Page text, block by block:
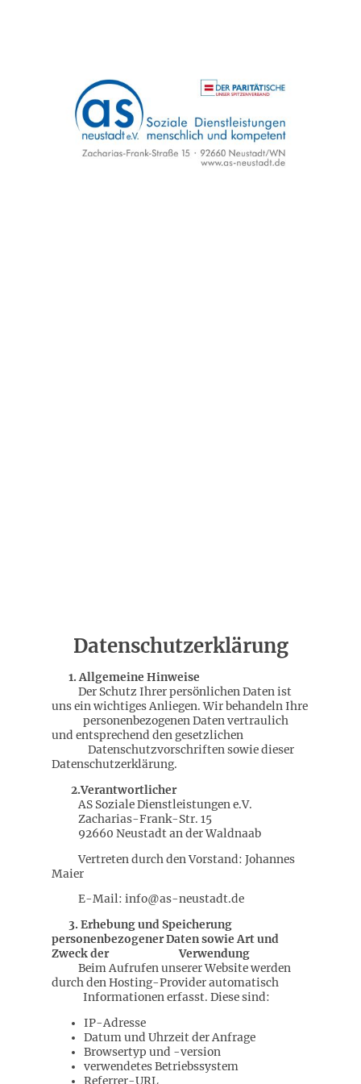
Datenschutzerklärung
1. Allgemeine Hinweise
Der Schutz Ihrer persönlichen Daten ist
uns ein wichtiges Anliegen. Wir behandeln Ihre
personenbezogenen Daten vertraulich
und entsprechend den gesetzlichen
Datenschutzvorschriften sowie dieser
Datenschutzerklärung.
2.Verantwortlicher
AS Soziale Dienstleistungen e.V.
Zacharias-Frank-Str. 15
92660 Neustadt an der Waldnaab
Vertreten durch den Vorstand: Johannes
Maier
E-Mail: info@as-neustadt.de
3. Erhebung und Speicherung
personenbezogener Daten sowie Art und
Zweck der Verwendung
Beim Aufrufen unserer Website werden
durch den Hosting-Provider automatisch
Informationen erfasst. Diese sind:
IP-Adresse
Datum und Uhrzeit der Anfrage
Browsertyp und -version
verwendetes Betriebssystem
Referrer-URL